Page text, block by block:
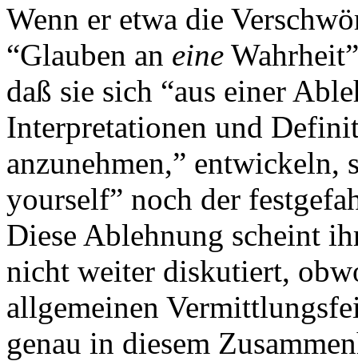
Wenn er etwa die
“Glauben an eine
daß sie sich “aus einer
Interpretationen und
anzunehmen,”
yourself” noch der
Diese Ablehnung scheint
nicht weiter diskutiert,
allgemeinen
genau in diesem